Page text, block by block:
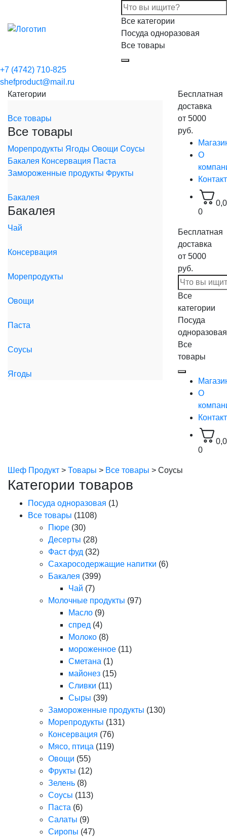
Все категории
Посуда одноразовая
Все товары
+7 (4742) 710-825
shefproduct@mail.ru
Категории
Все товары
Все товары
Морепродукты Ягоды Овощи Соусы
Бакалея Консервация Паста
Замороженные продукты Фрукты
Бакалея
Бакалея
Чай
Консервация
Морепродукты
Овощи
Паста
Соусы
Ягоды
Бесплатная
доставка
от 5000
руб.
О
0
Бесплатная
доставка
от 5000
руб.
Все
категории
Посуда
одноразовая
Все
товары
О
0
Шеф Продукт > Товары > Все товары > Соусы
Категории товаров
Посуда одноразовая (1)
Все товары (1108)
Пюре (30)
Десерты (28)
Фаст фуд (32)
Сахаросодержащие напитки (6)
Бакалея (399)
Чай (7)
Молочные продукты (97)
Масло (9)
спред (4)
Молоко (8)
мороженное (11)
Сметана (1)
майонез (15)
Сливки (11)
Сыры (39)
Замороженные продукты (130)
Морепродукты (131)
Консервация (76)
Мясо, птица (119)
Овощи (55)
Фрукты (12)
Зелень (8)
Соусы (113)
Паста (6)
Салаты (9)
Сиропы (47)